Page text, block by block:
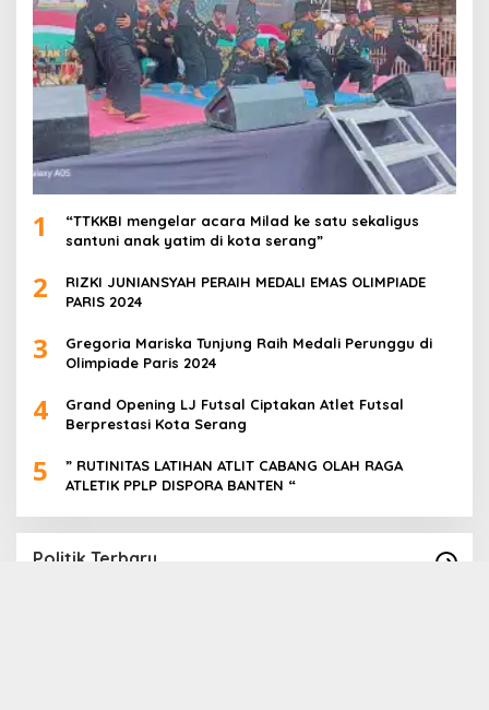
1
“TTKKBI mengelar acara Milad ke satu sekaligus
santuni anak yatim di kota serang”
2
RIZKI JUNIANSYAH PERAIH MEDALI EMAS OLIMPIADE
PARIS 2024
3
Gregoria Mariska Tunjung Raih Medali Perunggu di
Olimpiade Paris 2024
4
Grand Opening LJ Futsal Ciptakan Atlet Futsal
Berprestasi Kota Serang
5
” RUTINITAS LATIHAN ATLIT CABANG OLAH RAGA
ATLETIK PPLP DISPORA BANTEN “
Politik Terbaru